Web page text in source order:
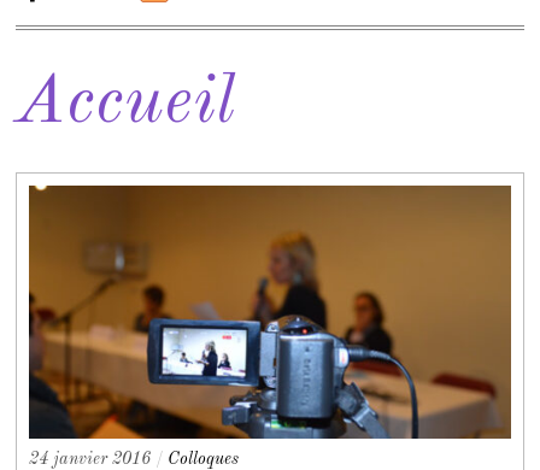
Accueil
24 janvier 2016 / Colloques